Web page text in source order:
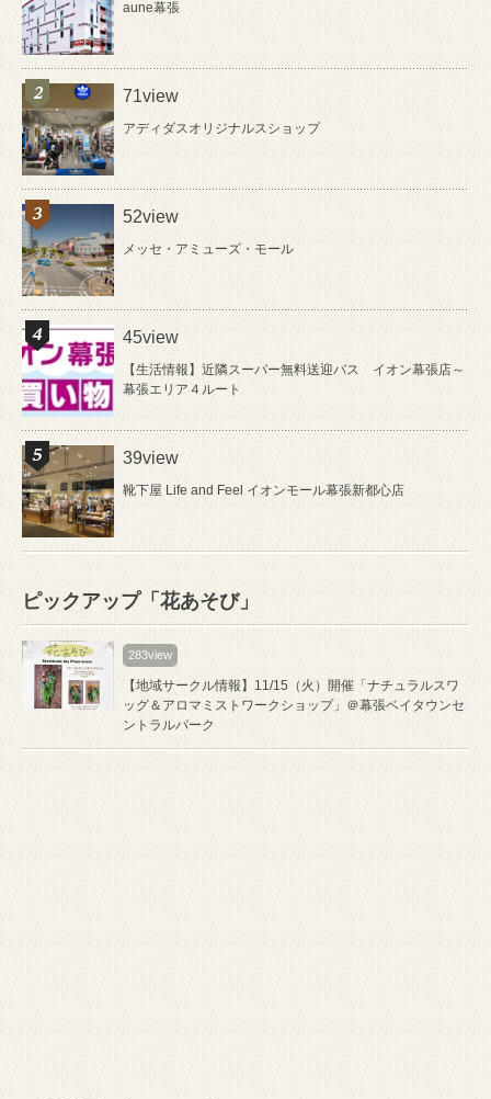
aune幕張
71view
アディダスオリジナルスショップ
52view
メッセ・アミューズ・モール
45view
【生活情報】近隣スーパー無料送迎バス イオン幕張店～
幕張エリア４ルート
39view
靴下屋 Life and Feel イオンモール幕張新都心店
ピックアップ「花あそび」
283view
【地域サークル情報】11/15（火）開催「ナチュラルスワ
ッグ＆アロマミストワークショップ」＠幕張ベイタウンセ
ントラルパーク